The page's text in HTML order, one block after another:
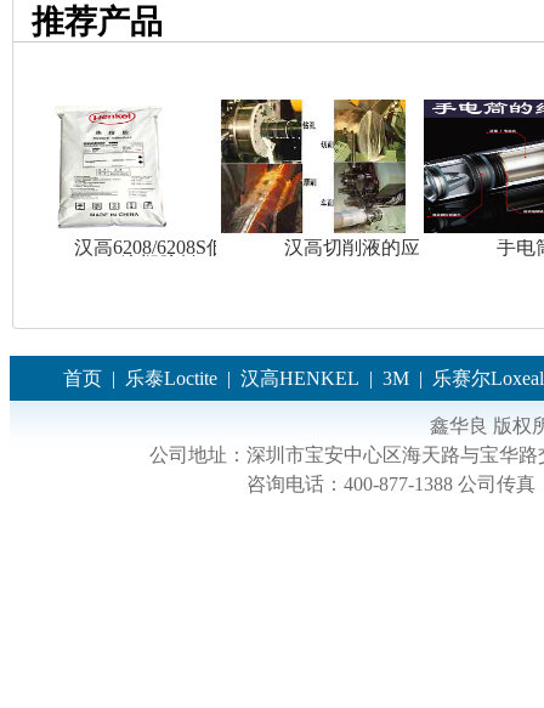
推荐产品
汉高6208/6208S低温
汉高切削液的应用 手电
首页 | 乐泰Loctite | 汉高HENKEL | 3M | 乐赛尔Loxeal
鑫华良 版权
公司地址： 深圳市宝安中心区海天路与宝华
咨询电话： 400-877-1388公司传真